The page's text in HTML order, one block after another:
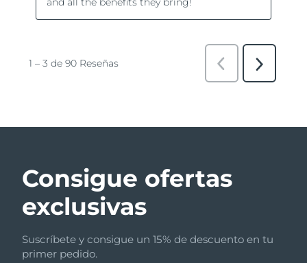
Consigue ofertas
exclusivas
Suscríbete y consigue un 15% de descuento en tu
primer pedido.